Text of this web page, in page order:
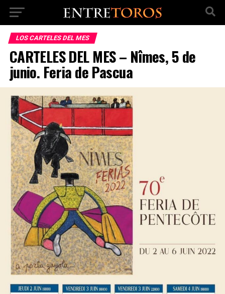
LOS CARTELES DEL MES
CARTELES DEL MES – Nîmes, 5 de
junio. Feria de Pascua